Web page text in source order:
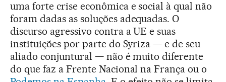
uma forte crise econômica e social à qual não
foram dadas as soluções adequadas. O
discurso agressivo contra a UE e suas
instituições por parte do Syriza — e de seu
aliado conjuntural — não é muito diferente
do que faz a Frente Nacional na França ou o